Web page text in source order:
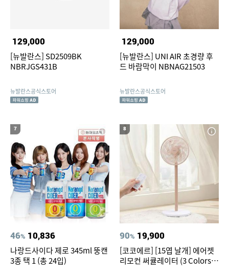
129,000
[뉴발란스] SD2509BK
NBRJGS431B
뉴발란스공식스토어
129,000
[뉴발란스] UNI AIR 초경량 후
드 바람막이 NBNAG21503
뉴발란스공식스토어
7
46% 10,836
나랑드사이다 제로 345ml 뚱캔
3종 택 1 (총 24입)
8
90% 19,900
[코코에르] [15엽 날개] 에어젯
리모컨 써큘레이터 (3 Colors